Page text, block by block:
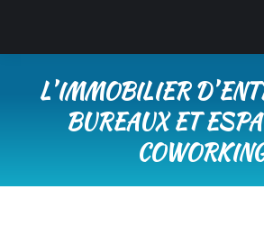
LʼIMMOBILIER
BUREAUX ET